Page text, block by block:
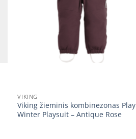
VIKING
Viking žieminis kombinezonas Play
Winter Playsuit – Antique Rose